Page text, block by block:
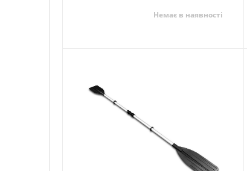
Немає в наявності